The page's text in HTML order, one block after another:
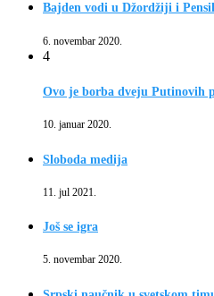
Bajden vodi u Džordžiji i
6. novembar 2020.
4
Ovo je borba dveju Putinovih
10. januar 2020.
Sloboda medija
11. jul 2021.
Još se igra
5. novembar 2020.